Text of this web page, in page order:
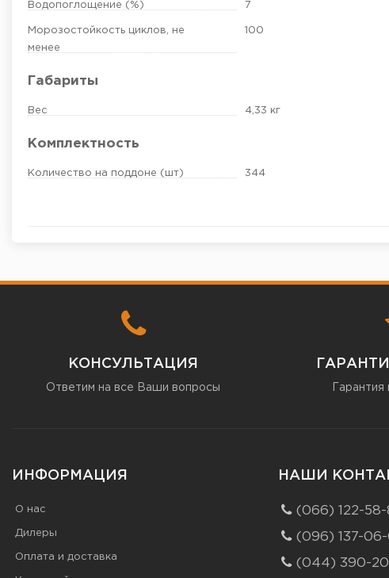
Водопоглощение (%) 7
Морозостойкость циклов, не
менее
100
Габариты
Вес 4,33 кг
Комплектность
Количество на поддоне (шт) 344
КОНСУЛЬТАЦИЯ
Ответим на все Ваши вопросы
ИНФОРМАЦИЯ
О нас
Дилеры
Оплата и доставка
НАШИ
(066) 122-58-
(096) 137-
(044) 390-